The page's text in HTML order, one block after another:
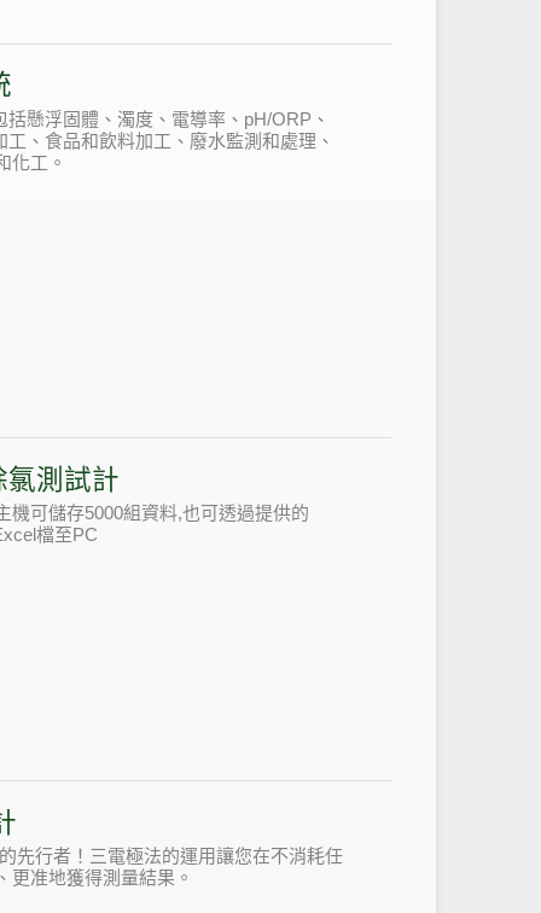
懸浮固體、濁度、電導率、pH/ORP、
、食品和飲料加工、廢水監測和處理、
化工。
測試計
機可儲存5000組資料,也可透過提供的
檔至PC
先行者！三電極法的運用讓您在不消耗任
更准地獲得測量結果。